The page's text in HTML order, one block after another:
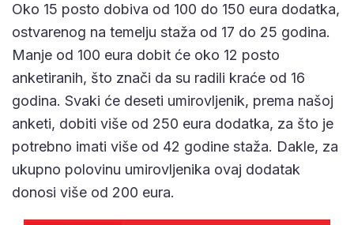
Oko 15 posto dobiva od 100 do 150 eura dodatka,
ostvarenog na temelju staža od 17 do 25 godina.
Manje od 100 eura dobit će oko 12 posto
anketiranih, što znači da su radili kraće od 16
godina. Svaki će deseti umirovljenik, prema našoj
anketi, dobiti više od 250 eura dodatka, za što je
potrebno imati više od 42 godine staža. Dakle, za
ukupno polovinu umirovljenika ovaj dodatak
donosi više od 200 eura.